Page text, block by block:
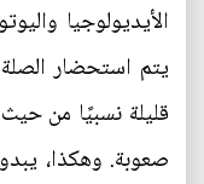
الأيديولوجيا
يتم استحضار
قليلة نسبيًا من
صعوبة. وهكذا،